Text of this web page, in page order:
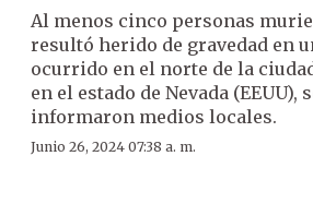
Al menos cinco personas
resultó herido de gravedad en
ocurrido en el norte de la
en el estado de Nevada (EEUU),
informaron medios locales.
Junio 26, 2024 07:38 a. m.